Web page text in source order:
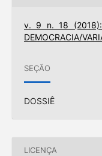
v. 9 n. 18 (2018):
DEMOCRACIA/
SEÇÃO
DOSSIÊ
LICENÇA